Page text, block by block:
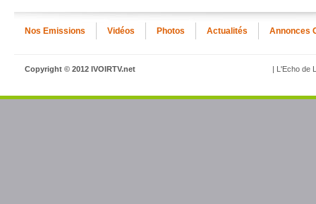
Nos Emissions Vidéos Photos Actualités Annonces
Copyright © 2012 IVOIRTV.net | L'Echo de